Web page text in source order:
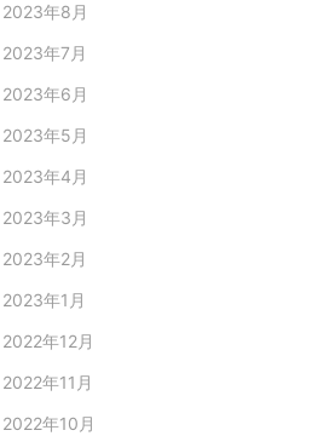
2023年8月
2023年7月
2023年6月
2023年5月
2023年4月
2023年3月
2023年2月
2023年1月
2022年12月
2022年11月
2022年10月